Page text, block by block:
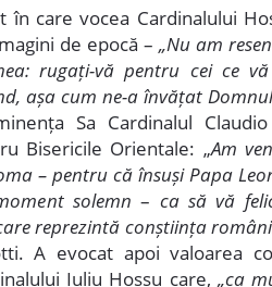
care vocea Cardinalului
de epocă – „Nu am
rugați-vă pentru cei ce vă
așa cum ne-a învățat
Sa Cardinalul
Bisericile Orientale: „Am
– pentru că însuși Papa
solemn – ca să vă
reprezintă conștiința
A evocat apoi valoarea
Iuliu Hossu care, „ca